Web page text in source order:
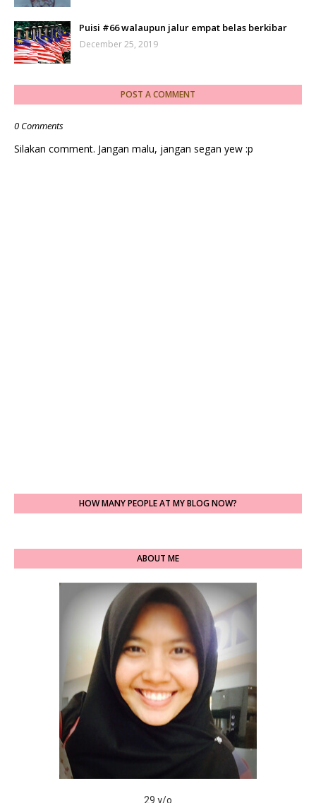
Puisi #66 walaupun jalur empat belas berkibar
December 25, 2019
POST A COMMENT
0 Comments
Silakan comment. Jangan malu, jangan segan yew :p
HOW MANY PEOPLE AT MY BLOG NOW?
ABOUT ME
29 y/o